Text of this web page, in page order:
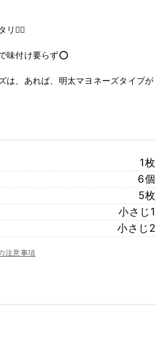
リ🙆‍♀️
味付け要らず⭕️
は、あれば、明太マヨネーズタイプが
1枚
6個
5枚
小さじ1
小さじ2
注意事項